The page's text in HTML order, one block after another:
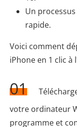
Un
rapide.
Voici comment
iPhone en 1 clic à
01
votre ordinateur
programme et